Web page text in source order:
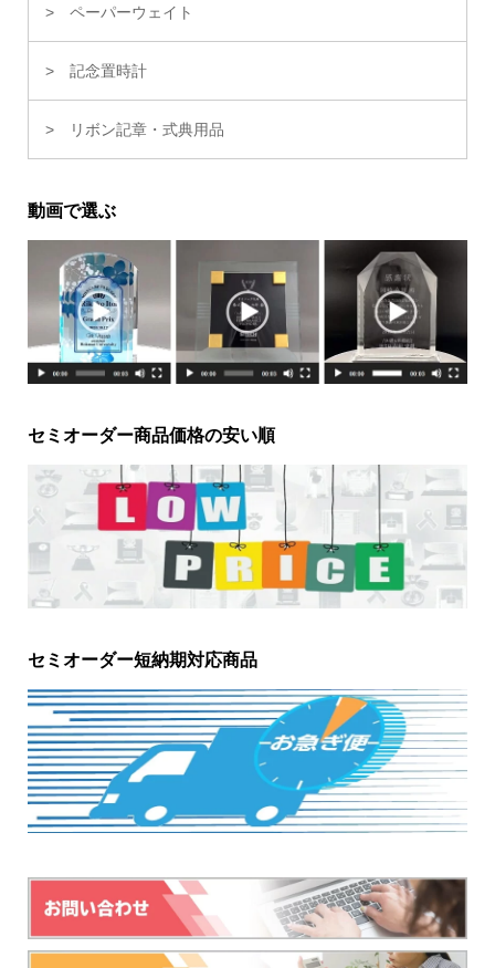
ペーパーウェイト
記念置時計
リボン記章・式典用品
動画で選ぶ
セミオーダー商品価格の安い順
セミオーダー短納期対応商品